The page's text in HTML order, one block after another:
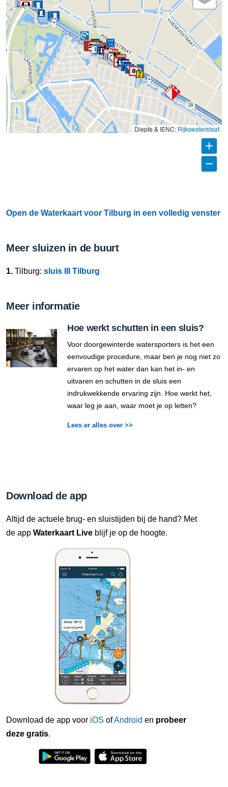
18
17
Diepte & IENC: Rijkswaterstaat
Open de Waterkaart voor Tilburg in een volledig venster
Meer sluizen in de buurt
1. Tilburg: sluis III Tilburg
Meer informatie
Hoe werkt schutten in een sluis?
Voor doorgewinterde watersporters is het een
eenvoudige procedure, maar ben je nog niet zo
ervaren op het water dan kan het in- en
uitvaren en schutten in de sluis een
indrukwekkende ervaring zijn. Hoe werkt het,
waar leg je aan, waar moet je op letten?
Lees er alles over >>
Download de app
Altijd de actuele brug- en sluistijden bij de hand? Met
de app Waterkaart Live blijf je op de hoogte.
Download de app voor iOS ofAndroid en probeer
deze gratis.